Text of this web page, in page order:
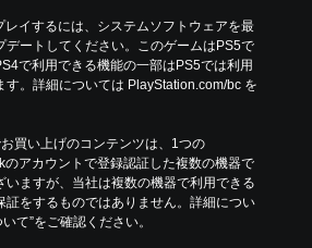
レイするには、システムソフトウェアを最
デートしてください。このゲームはPS5で
で利用できる機能の一部はPS5では利用
す。詳細については PlayStation.com/bc を
買い上げのコンテンツは、1つの
アカウントで登録認証した複数の機器で
いますが、当社は複数の機器で利用できる
証をするものではありません。詳細につい
て”をご確認ください。